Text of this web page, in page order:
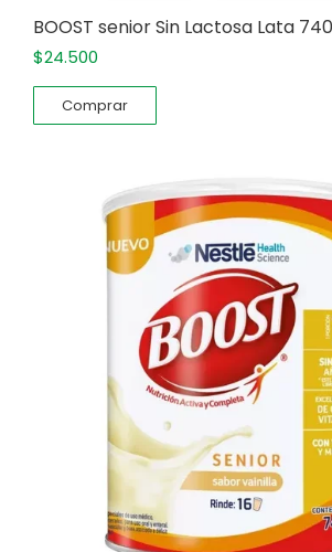
BOOST senior Sin Lactosa Lata
$24.500
Comprar